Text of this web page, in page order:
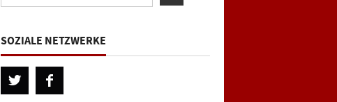
SOZIALE NETZWERKE